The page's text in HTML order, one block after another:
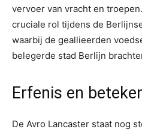
vervoer van vracht en
cruciale rol tijdens de
waarbij de geallieerden
belegerde stad Berlijn
Erfenis en
De Avro Lancaster staat nog